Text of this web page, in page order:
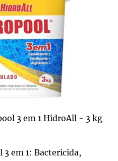
3 em 1 HidroAll - 3 kg
3 em 1: Bactericida,